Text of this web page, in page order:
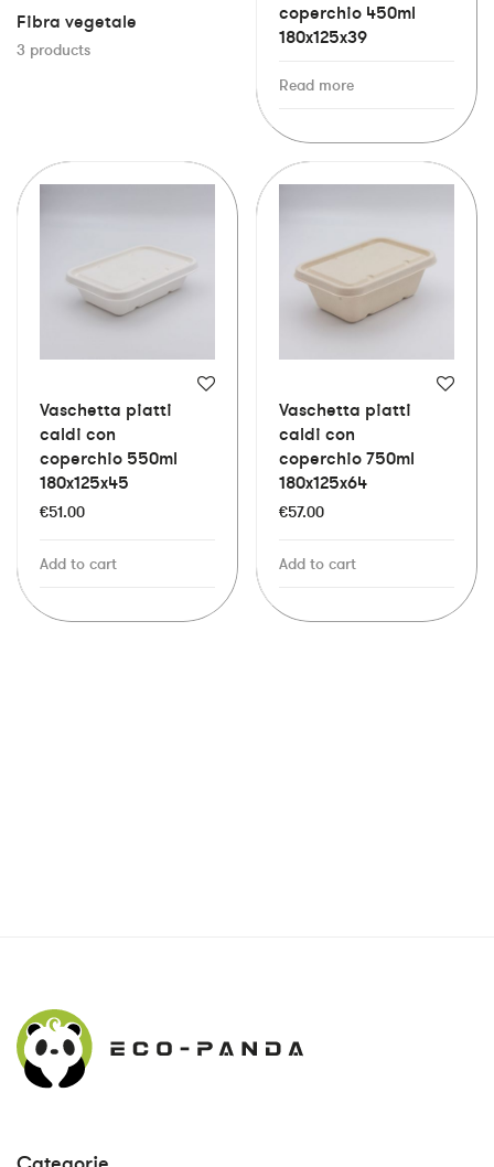
Fibra vegetale
3 products
coperchio 450ml
180x125x39
Read more
Vaschetta piatti
caldi con
coperchio 550ml
180x125x45
€51.00
Add to cart
Vaschetta piatti
caldi con
coperchio 750ml
180x125x64
€57.00
Add to cart